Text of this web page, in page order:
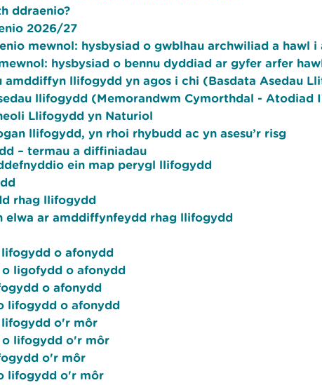
ddraenio?
2026/27
mewnol: hysbysiad o gwblhau archwiliad a hawl
hysbysiad o bennu dyddiad ar gyfer arfer
amddiffyn llifogydd yn agos i chi (Basdata Asedau
llifogydd (Memorandwm Cymorthdal - Atodiad
Llifogydd yn Naturiol
llifogydd, yn rhoi rhybudd ac yn asesu’r risg
– termau a diffiniadau
ein map perygl llifogydd
rhag llifogydd
elwa ar amddiffynfeydd rhag llifogydd
o afonydd
ligofydd o afonydd
o afonydd
lifogydd o afonydd
lifogydd o'r môr
o lifogydd o'r môr
o'r môr
lifogydd o'r môr